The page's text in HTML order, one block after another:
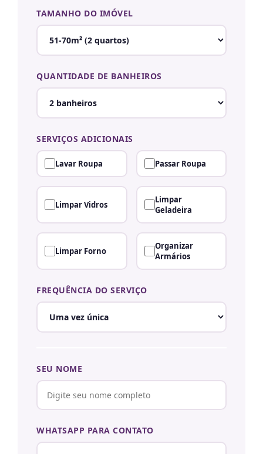
TAMANHO DO IMÓVEL
QUANTIDADE DE BANHEIROS
SERVIÇOS ADICIONAIS
Lavar Roupa Passar Roupa
Limpar Vidros
Limpar
Geladeira
Limpar Forno
Organizar
Armários
FREQUÊNCIA DO SERVIÇO
SEU NOME
WHATSAPP PARA CONTATO